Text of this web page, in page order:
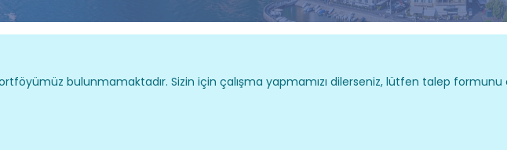
bulunmamaktadır. Sizin için çalışma yapmamızı dilerseniz, lütfen talep formunu